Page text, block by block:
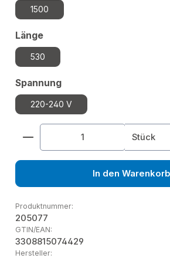
1500
Längeauswählen
530
Spannungauswählen
220-240 V
Produkt Anzahl: Gib denStück
In den Warenkorb
Produktnummer:
205077
GTIN/EAN:
3308815074429
Hersteller: